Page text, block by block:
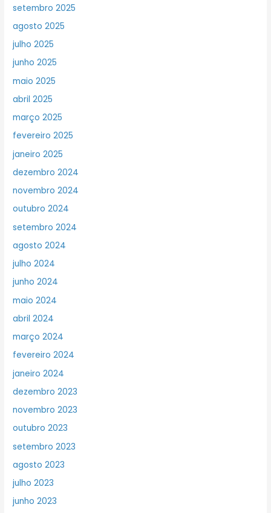
setembro 2025
agosto 2025
julho 2025
junho 2025
maio 2025
abril 2025
março 2025
fevereiro 2025
janeiro 2025
dezembro 2024
novembro 2024
outubro 2024
setembro 2024
agosto 2024
julho 2024
junho 2024
maio 2024
abril 2024
março 2024
fevereiro 2024
janeiro 2024
dezembro 2023
novembro 2023
outubro 2023
setembro 2023
agosto 2023
julho 2023
junho 2023